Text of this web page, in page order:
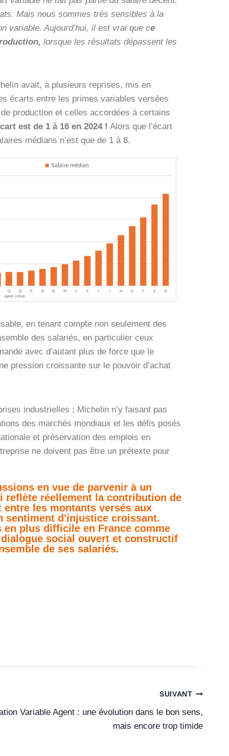
Mais nous sommes très sensibles à la
variable. Aujourd’hui, il est vrai que ce
lorsque les résultats dépassent les
avait, à plusieurs reprises, mis en
écarts entre les primes variables versées
production et celles accordées à certains
est de 1 à 16 en 2024 ! Alors que l’écart
médians n’est que de 1 à 8.
en tenant compte non seulement des
des salariés, en particulier ceux
avec d’autant plus de force que le
pression croissante sur le pouvoir d’achat
industrielles ; Michelin n’y faisant pas
des marchés mondiaux et les défis posés
et préservation des emplois en
ne doivent pas être un prétexte pour
en vue de parvenir à un
reflète réellement la contribution de
les montants versés aux
sentiment d'injustice croissant.
plus difficile en France comme
social ouvert et constructif
de ses salariés.
SUIVANT
Variable Agent : une évolution dans le bon sens,
mais encore trop timide